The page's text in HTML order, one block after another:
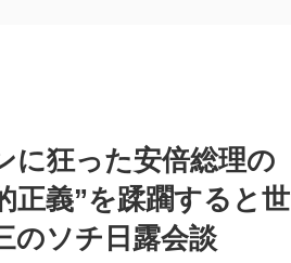
に狂った安倍総理の
正義”を蹂躙すると世
のソチ日露会談